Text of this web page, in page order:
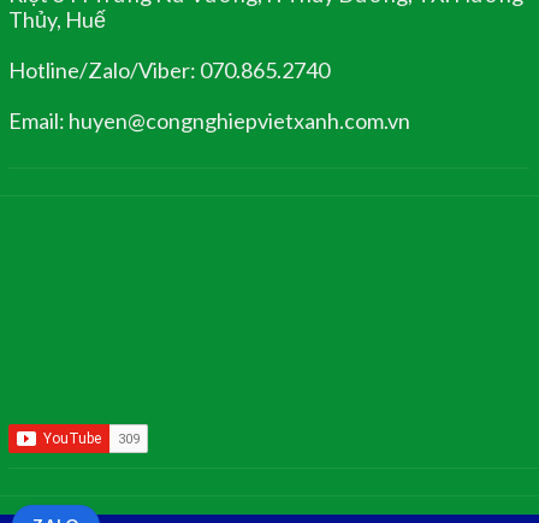
Thủy, Huế
Hotline/Zalo/Viber: 070.865.2740
Email: huyen@congnghiepvietxanh.com.vn